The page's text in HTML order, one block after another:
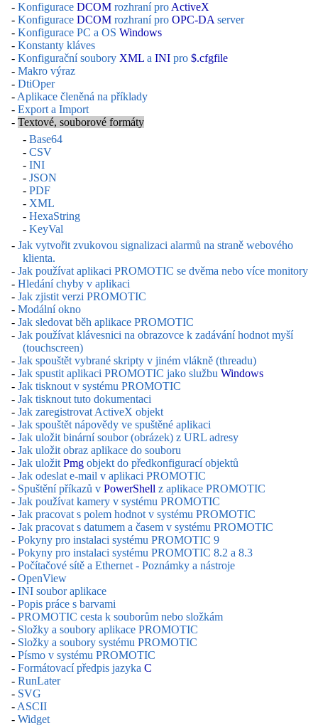
- Konfigurace DCOM rozhraní pro ActiveX
- Konfigurace DCOM rozhraní pro OPC-DA server
- Konfigurace PC a OS Windows
- Konstanty kláves
- Konfigurační soubory XML a INI pro $.cfgfile
- Makro výraz
- DtiOper
- Aplikace členěná na příklady
- Export a Import
- Textové, souborové formáty
- Base64
- CSV
- INI
- JSON
- PDF
- XML
- HexaString
- KeyVal
- Jak vytvořit zvukovou signalizaci alarmů na straně webového
klienta.
- Jak používat aplikaci PROMOTIC se dvěma nebo více monitory
- Hledání chyby v aplikaci
- Jak zjistit verzi PROMOTIC
- Modální okno
- Jak sledovat běh aplikace PROMOTIC
- Jak používat klávesnici na obrazovce k zadávání hodnot myší
(touchscreen)
- Jak spouštět vybrané skripty v jiném vlákně (threadu)
- Jak spustit aplikaci PROMOTIC jako službu Windows
- Jak tisknout v systému PROMOTIC
- Jak tisknout tuto dokumentaci
- Jak zaregistrovat ActiveX objekt
- Jak spouštět nápovědy ve spuštěné aplikaci
- Jak uložit binární soubor (obrázek) z URL adresy
- Jak uložit obraz aplikace do souboru
- Jak uložit Pmg objekt do předkonfigurací objektů
- Jak odeslat e-mail v aplikaci PROMOTIC
- Spuštění příkazů v PowerShell z aplikace PROMOTIC
- Jak používat kamery v systému PROMOTIC
- Jak pracovat s polem hodnot v systému PROMOTIC
- Jak pracovat s datumem a časem v systému PROMOTIC
- Pokyny pro instalaci systému PROMOTIC 9
- Pokyny pro instalaci systému PROMOTIC 8.2 a 8.3
- Počítačové sítě a Ethernet - Poznámky a nástroje
- OpenView
- INI soubor aplikace
- Popis práce s barvami
- PROMOTIC cesta k souborům nebo složkám
- Složky a soubory aplikace PROMOTIC
- Složky a soubory systému PROMOTIC
- Písmo v systému PROMOTIC
- Formátovací předpis jazyka C
- RunLater
- SVG
- ASCII
- Widget